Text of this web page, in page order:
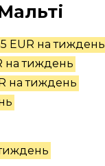
EUR на тиждень
на тиждень
на тиждень